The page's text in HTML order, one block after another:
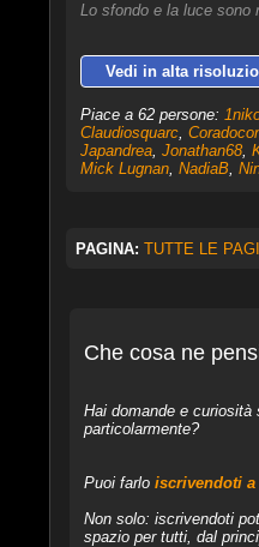
Lo sfondo e la luce sono
Vedi in alta
Piace a 62 persone:
Claudiosquarc,
Japandrea, Jonathan68,
Mick Lugnan, NadiaB,
PAGINA: TUTTE LE
Che cosa ne
Hai domande e curiosità
particolarmente?
Puoi farlo iscrivendoti a
Non solo: iscrivendoti
spazio per tutti, dal